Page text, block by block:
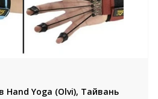
Hand Yoga (Olvi), Тайвань